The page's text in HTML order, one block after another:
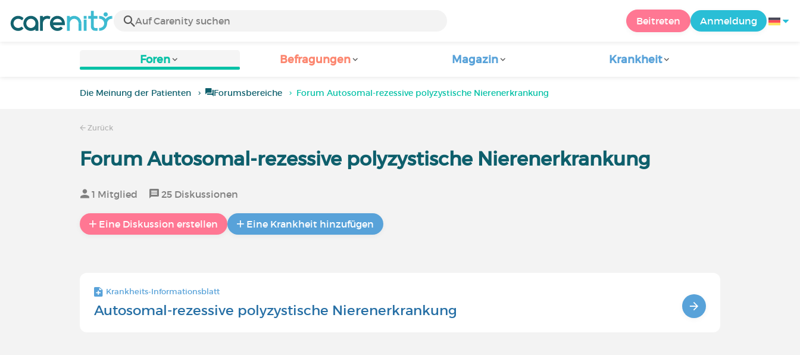
Beitreten Anmeldung
Foren Befragungen Magazin Krankheit
Die Meinung der Patienten Forumsbereiche Forum Autosomal-rezessive polyzystische Nierenerkrankung
Zurück
Forum Autosomal-rezessive polyzystische Nierenerkrankung
1 Mitglied 25 Diskussionen
Eine Diskussion erstellen Eine Krankheit hinzufügen
Krankheits-Informationsblatt
Autosomal-rezessive polyzystische Nierenerkrankung